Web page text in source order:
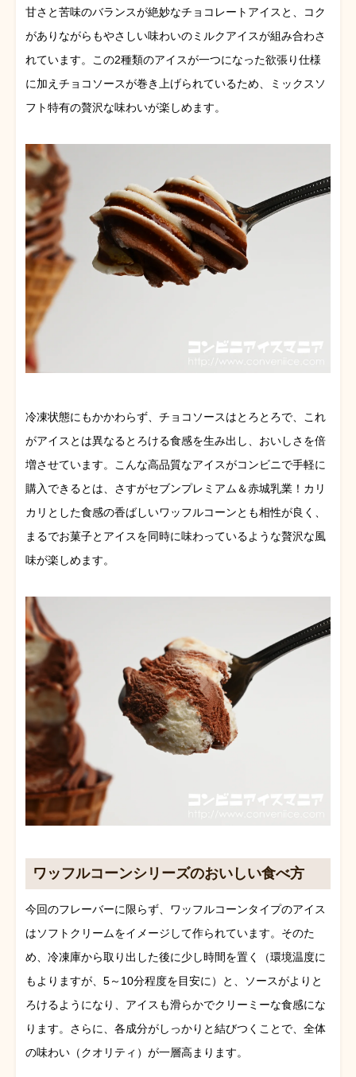
甘さと苦味のバランスが絶妙なチョコレートアイスと、コク
がありながらもやさしい味わいのミルクアイスが組み合わさ
れています。この2種類のアイスが一つになった欲張り仕様
に加えチョコソースが巻き上げられているため、ミックスソ
フト特有の贅沢な味わいが楽しめます。
冷凍状態にもかかわらず、チョコソースはとろとろで、これ
がアイスとは異なるとろける食感を生み出し、おいしさを倍
増させています。こんな高品質なアイスがコンビニで手軽に
購入できるとは、さすがセブンプレミアム＆赤城乳業！カリ
カリとした食感の香ばしいワッフルコーンとも相性が良く、
まるでお菓子とアイスを同時に味わっているような贅沢な風
味が楽しめます。
ワッフルコーンシリーズのおいしい食べ方
今回のフレーバーに限らず、ワッフルコーンタイプのアイス
はソフトクリームをイメージして作られています。そのた
め、冷凍庫から取り出した後に少し時間を置く（環境温度に
もよりますが、5～10分程度を目安に）と、ソースがよりと
ろけるようになり、アイスも滑らかでクリーミーな食感にな
ります。さらに、各成分がしっかりと結びつくことで、全体
の味わい（クオリティ）が一層高まります。